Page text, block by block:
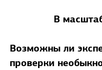
В
Возможны ли
проверки